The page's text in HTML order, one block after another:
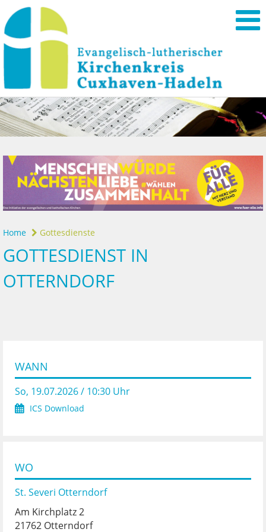
Home Gottesdienste
GOTTESDIENST IN
OTTERNDORF
WANN
So, 19.07.2026 / 10:30 Uhr
ICS Download
WO
St. Severi Otterndorf
Am Kirchplatz 2
21762 Otterndorf